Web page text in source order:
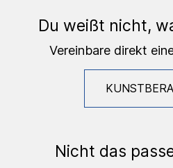
Du weißt nicht,
Vereinbare direkt
Nicht das